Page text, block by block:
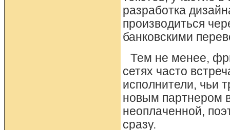
разработка
производиться
банковскими
Тем не менее,
сетях часто
исполнители, чьи
новым партнером
неоплаченной,
сразу.